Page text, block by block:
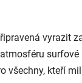
vyrazit
surfové
všechny, kteří